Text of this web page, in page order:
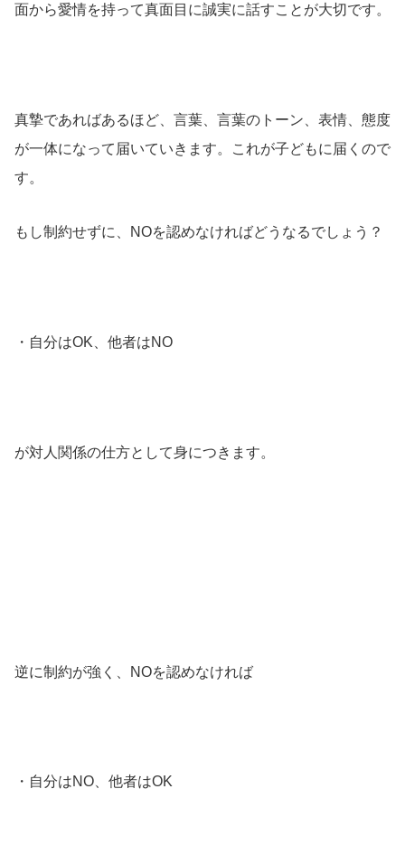
面から愛情を持って真面目に誠実に話すことが大切です。
真摯であればあるほど、言葉、言葉のトーン、表情、態度
が一体になって届いていきます。これが子どもに届くので
す。
もし制約せずに、NOを認めなければどうなるでしょう？
・自分はOK、他者はNO
が対人関係の仕方として身につきます。
逆に制約が強く、NOを認めなければ
・自分はNO、他者はOK